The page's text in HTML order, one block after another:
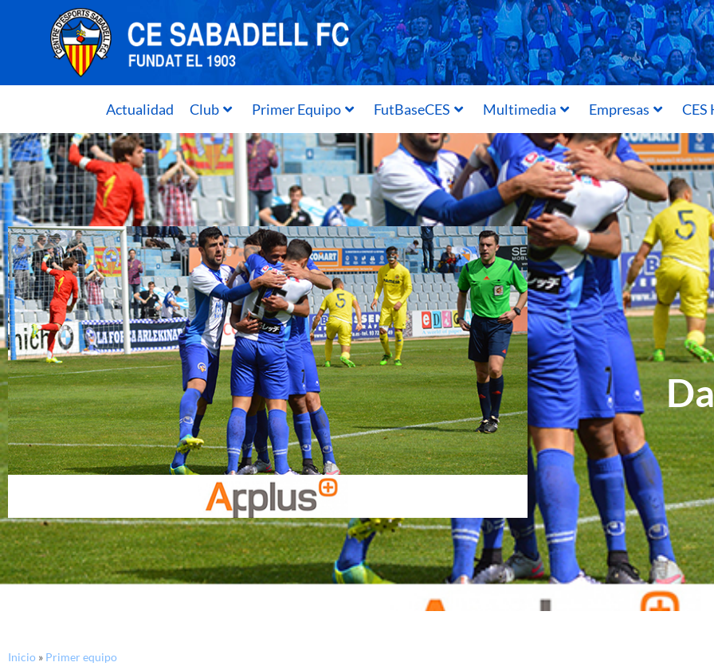
Actualidad Club Primer Equipo FutBaseCES Multimedia Empresas CES
Inicio » Primer equipo